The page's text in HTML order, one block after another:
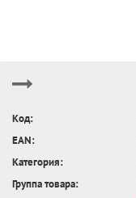
Код:
EAN:
Категория:
Группа товара: